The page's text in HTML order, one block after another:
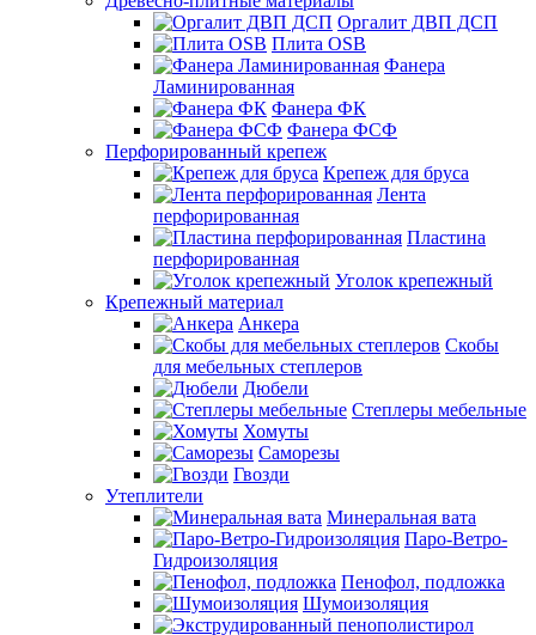
Оргалит ДВП ДСП
Плита OSB
Фанера
Ламинированная
Фанера ФК
Фанера ФСФ
Перфорированный крепеж
Крепеж для бруса
Лента
перфорированная
Пластина
перфорированная
Уголок крепежный
Крепежный материал
Анкера
Скобы
для мебельных степлеров
Дюбели
Степлеры мебельные
Хомуты
Саморезы
Гвозди
Утеплители
Минеральная вата
Паро-Ветро-
Гидроизоляция
Пенофол, подложка
Шумоизоляция